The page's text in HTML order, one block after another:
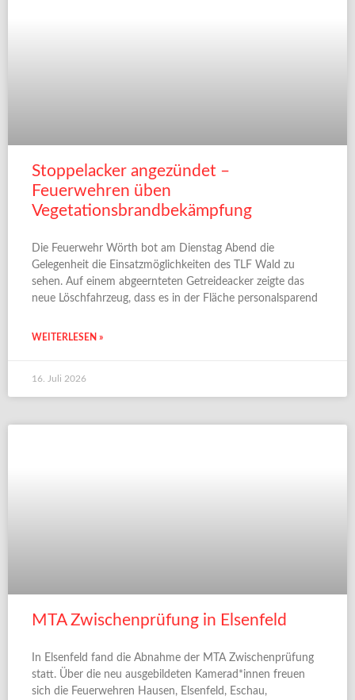
Stoppelacker angezündet –
Feuerwehren üben
Vegetationsbrandbekämpfung
Die Feuerwehr Wörth bot am Dienstag Abend die
Gelegenheit die Einsatzmöglichkeiten des TLF Wald zu
sehen. Auf einem abgeernteten Getreideacker zeigte das
neue Löschfahrzeug, dass es in der Fläche personalsparend
WEITERLESEN »
16. Juli 2026
MTA Zwischenprüfung in Elsenfeld
In Elsenfeld fand die Abnahme der MTA Zwischenprüfung
statt. Über die neu ausgebildeten Kamerad*innen freuen
sich die Feuerwehren Hausen, Elsenfeld, Eschau,